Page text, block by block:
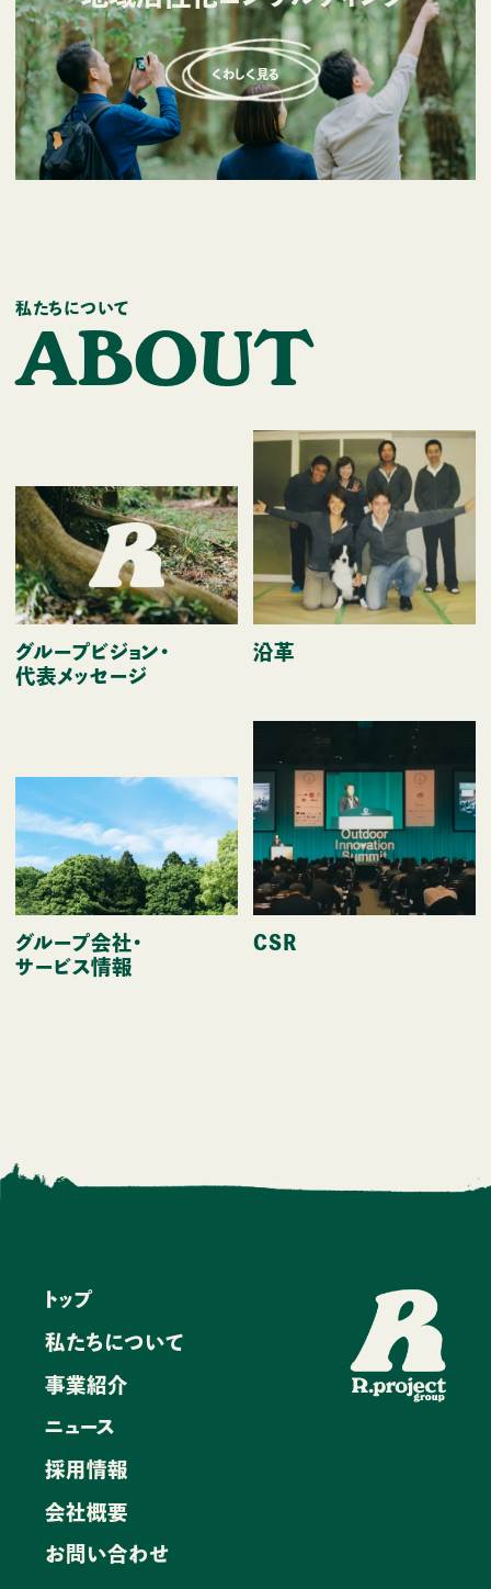
トップ
私たちについて
沿革
事業紹介
キャンプ事業
ニュース
採用情報
お問い合わせ
会社概要
くわしく見る
私たちについて
ABOUT
グループビジョン・
代表メッセージ
沿革
グループ会社・
サービス情報
CSR
トップ
私たちについて
事業紹介
ニュース
採用情報
会社概要
お問い合わせ